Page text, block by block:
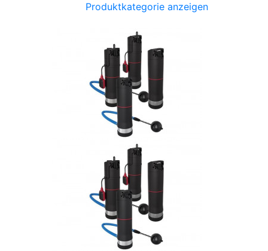
Produktkategorie anzeigen